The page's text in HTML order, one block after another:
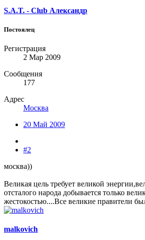
S.A.T. - Club Александр
Постоялец
Регистрация
2 Мар 2009
Сообщения
177
Адрес
Москва
20 Май 2009
#2
москва))
Великая цель требует великой
отсталого народа добывается только
жестокостью....Все великие правители
malkovich